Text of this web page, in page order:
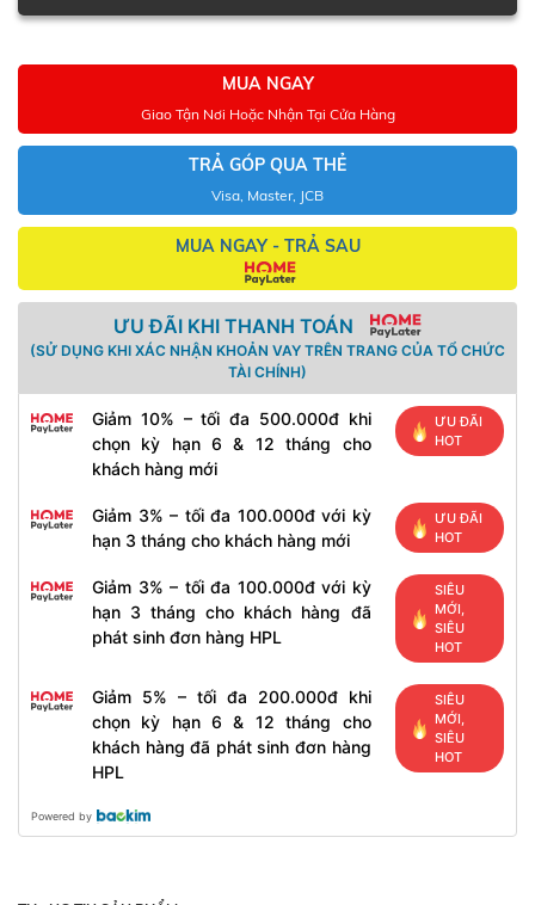
MUA NGAY
Giao Tận Nơi Hoặc Nhận Tại Cửa Hàng
TRẢ GÓP QUA THẺ
Visa, Master, JCB
MUA NGAY - TRẢ SAU
ƯU ĐÃI KHI THANH TOÁN
(SỬ DỤNG KHI XÁC NHẬN KHOẢN VAY TRÊN TRANG CỦA TỔ CHỨC
TÀI CHÍNH)
Giảm 10% – tối đa 500.000đ khi
chọn kỳ hạn 6 & 12 tháng cho
khách hàng mới
ƯU ĐÃI
HOT
Giảm 3% – tối đa 100.000đ với kỳ
hạn 3 tháng cho khách hàng mới
ƯU ĐÃI
HOT
Giảm 3% – tối đa 100.000đ với kỳ
hạn 3 tháng cho khách hàng đã
phát sinh đơn hàng HPL
SIÊU
MỚI,
SIÊU
HOT
Giảm 5% – tối đa 200.000đ khi
chọn kỳ hạn 6 & 12 tháng cho
khách hàng đã phát sinh đơn hàng
HPL
SIÊU
MỚI,
SIÊU
HOT
Powered by